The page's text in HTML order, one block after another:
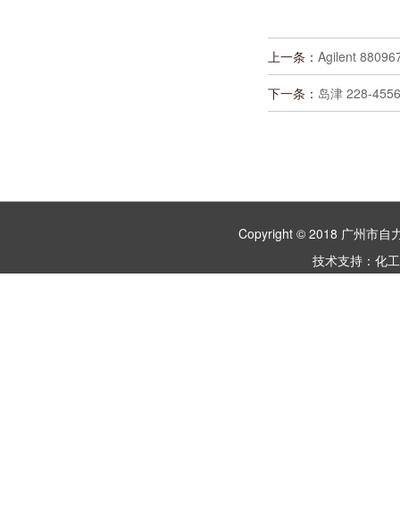
上一条： Agilent
下一条： 岛津 228-
Copyright © 2018 广州市
技术支持： 化